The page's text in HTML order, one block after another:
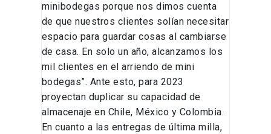
minibodegas porque nos dimos cuenta
de que nuestros clientes solían necesitar
espacio para guardar cosas al cambiarse
de casa. En solo un año, alcanzamos los
mil clientes en el arriendo de mini
bodegas”. Ante esto, para 2023
proyectan duplicar su capacidad de
almacenaje en Chile, México y Colombia.
En cuanto a las entregas de última milla,